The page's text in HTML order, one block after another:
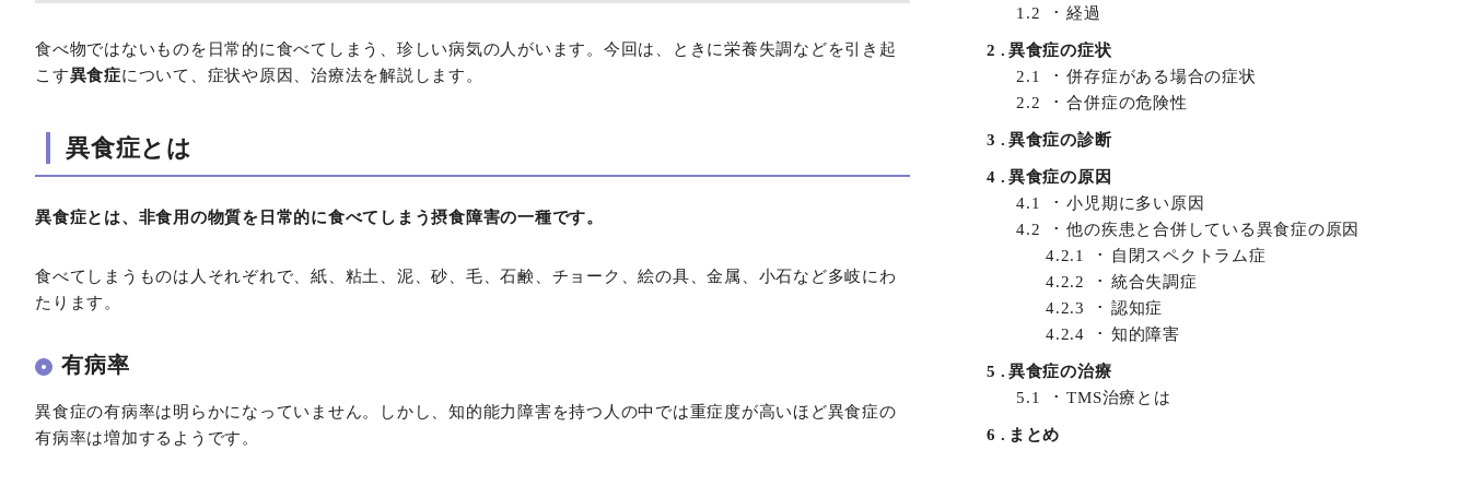
食べ物ではないものを日常的に食べてしまう、珍しい病気の人がいます。今回は、ときに栄養失調などを引き起
こす異食症について、症状や原因、治療法を解説します。
異食症とは
異食症とは、非食用の物質を日常的に食べてしまう摂食障害の一種です。
食べてしまうものは人それぞれで、紙、粘土、泥、砂、毛、石鹸、チョーク、絵の具、金属、小石など多岐にわ
たります。
有病率
異食症の有病率は明らかになっていません。しかし、知的能力障害を持つ人の中では重症度が高いほど異食症の
有病率は増加するようです。
1.2
経過
2 異食症の症状
2.1
併存症がある場合の症状
2.2
合併症の危険性
3 異食症の診断
4 異食症の原因
4.1
小児期に多い原因
4.2
他の疾患と合併している異食症の原因
4.2.1
自閉スペクトラム症
4.2.2
統合失調症
4.2.3
認知症
4.2.4
知的障害
5 異食症の治療
5.1
TMS治療とは
6 まとめ